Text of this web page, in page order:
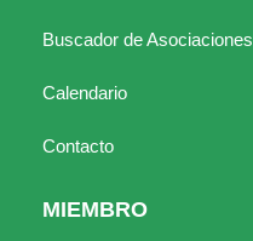
Buscador de Asociaciones
Calendario
Contacto
MIEMBRO